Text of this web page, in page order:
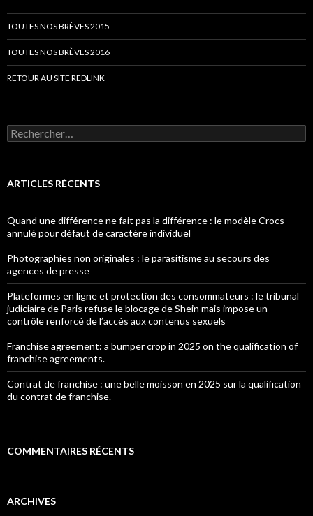
TOUTES NOS BRÈVES 2015
TOUTES NOS BRÈVES 2016
RETOUR AU SITE REDLINK
Rechercher :
ARTICLES RÉCENTS
Quand une différence ne fait pas la différence : le modèle Crocs
annulé pour défaut de caractère individuel
Photographies non originales : le parasitisme au secours des
agences de presse
Plateformes en ligne et protection des consommateurs : le tribunal
judiciaire de Paris refuse le blocage de Shein mais impose un
contrôle renforcé de l’accès aux contenus sexuels
Franchise agreement: a bumper crop in 2025 on the qualification of
franchise agreements.
Contrat de franchise : une belle moisson en 2025 sur la qualification
du contrat de franchise.
COMMENTAIRES RÉCENTS
ARCHIVES